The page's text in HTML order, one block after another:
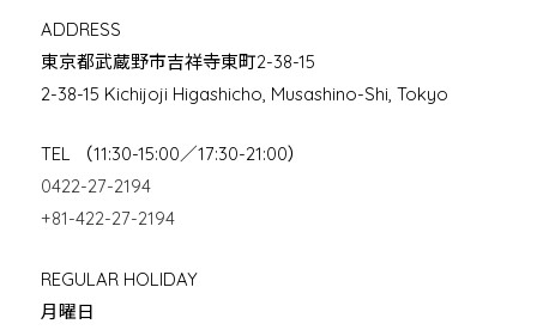
ADDRESS
東京都武蔵野市吉祥寺東町2-38-15
2-38-15 Kichijoji Higashicho, Musashino-Shi, Tokyo
TEL （11:30-15:00／17:30-21:00）
0422-27-2194
+81-422-27-2194
REGULAR HOLIDAY
月曜日